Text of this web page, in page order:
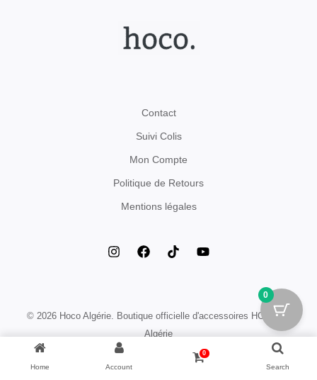
Contact
Suivi Colis
Mon Compte
Politique de Retours
Mentions légales
© 2026 Hoco Algérie. Boutique officielle d'accessoires HOCO en
Algérie
Home Account
0
Search
0